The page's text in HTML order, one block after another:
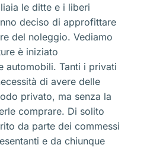
le ditte e i liberi
deciso di approfittare
del noleggio. Vediamo
è iniziato
automobili. Tanti i privati
di avere delle
privato, ma senza la
comprare. Di solito
da parte dei commessi
e da chiunque